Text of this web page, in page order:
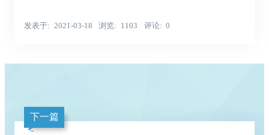
发表于 2021-03-18 浏览 1103 评论 0
下一篇